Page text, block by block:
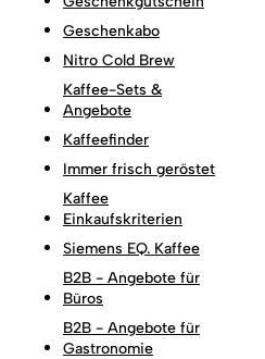
Geschenkabo
Nitro Cold Brew
Kaffee-Sets &
Angebote
Kaffeefinder
Immer frisch geröstet
Kaffee
Einkaufskriterien
Siemens EQ. Kaffee
B2B - Angebote für
Büros
B2B - Angebote für
Gastronomie